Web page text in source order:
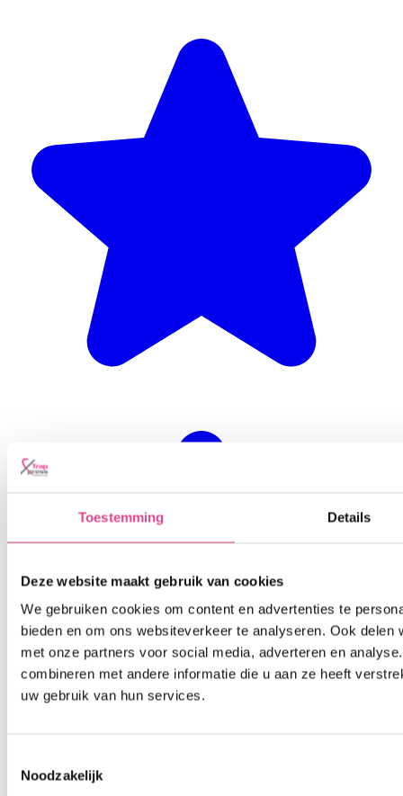
Toestemming Details
Deze website maakt gebruik van cookies
We gebruiken cookies om content en advertenties te
bieden en om ons websiteverkeer te analyseren. Ook
met onze partners voor social media, adverteren en
combineren met andere informatie die u aan ze heeft
uw gebruik van hun services.
Noodzakelijk